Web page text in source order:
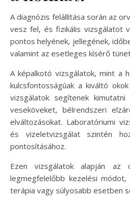
A diagnózis felállítása során az
vesz fel, és fizikális vizsgálatot
pontos helyének, jellegének,
valamint az esetleges kísérő
A képalkotó vizsgálatok, mint a
kulcsfontosságúak a kiváltó
vizsgálatok segítenek
veseköveket, bélrendszeri
elváltozásokat. Laboratóriumi
és vizeletvizsgálat szintén
pontosításához.
Ezen vizsgálatok alapján az
legmegfelelőbb kezelési
terápia vagy súlyosabb esetben